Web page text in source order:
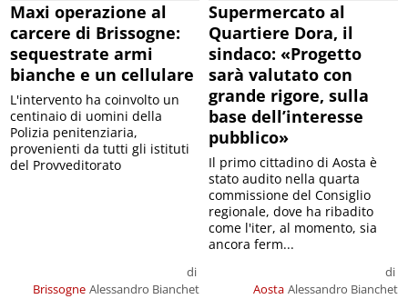
Maxi operazione al
carcere di Brissogne:
sequestrate armi
bianche e un cellulare
Brissogne
di
Alessandro Bianchet
L'intervento ha coinvolto un
centinaio di uomini della
Polizia penitenziaria,
provenienti da tutti gli istituti
del Provveditorato
Supermercato al
Quartiere Dora, il
sindaco: «Progetto
sarà valutato con
grande rigore, sulla
base dell’interesse
pubblico»
Aosta
di
Alessandro Bianchet
Il primo cittadino di Aosta è
stato audito nella quarta
commissione del Consiglio
regionale, dove ha ribadito
come l'iter, al momento, sia
ancora ferm...